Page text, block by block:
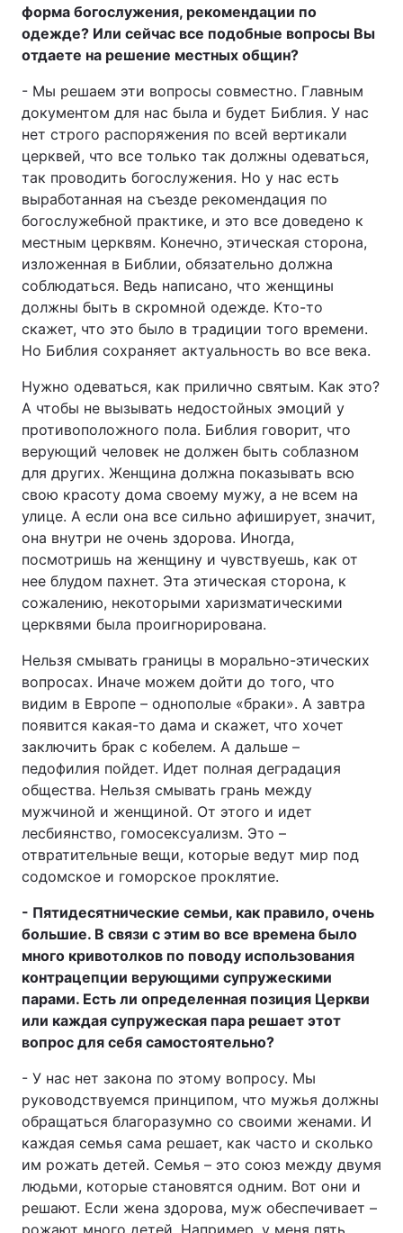
форма богослужения, рекомендации по
одежде? Или сейчас все подобные вопросы Вы
отдаете на решение местных общин?
- Мы решаем эти вопросы совместно. Главным
документом для нас была и будет Библия. У нас
нет строго распоряжения по всей вертикали
церквей, что все только так должны одеваться,
так проводить богослужения. Но у нас есть
выработанная на съезде рекомендация по
богослужебной практике, и это все доведено к
местным церквям. Конечно, этическая сторона,
изложенная в Библии, обязательно должна
соблюдаться. Ведь написано, что женщины
должны быть в скромной одежде. Кто-то
скажет, что это было в традиции того времени.
Но Библия сохраняет актуальность во все века.
Нужно одеваться, как прилично святым. Как это?
А чтобы не вызывать недостойных эмоций у
противоположного пола. Библия говорит, что
верующий человек не должен быть соблазном
для других. Женщина должна показывать всю
свою красоту дома своему мужу, а не всем на
улице. А если она все сильно афиширует, значит,
она внутри не очень здорова. Иногда,
посмотришь на женщину и чувствуешь, как от
нее блудом пахнет. Эта этическая сторона, к
сожалению, некоторыми харизматическими
церквями была проигнорирована.
Нельзя смывать границы в морально-этических
вопросах. Иначе можем дойти до того, что
видим в Европе – однополые «браки». А завтра
появится какая-то дама и скажет, что хочет
заключить брак с кобелем. А дальше –
педофилия пойдет. Идет полная деградация
общества. Нельзя смывать грань между
мужчиной и женщиной. От этого и идет
лесбиянство, гомосексуализм. Это –
отвратительные вещи, которые ведут мир под
содомское и гоморское проклятие.
- Пятидесятнические семьи, как правило, очень
большие. В связи с этим во все времена было
много кривотолков по поводу использования
контрацепции верующими супружескими
парами. Есть ли определенная позиция Церкви
или каждая супружеская пара решает этот
вопрос для себя самостоятельно?
- У нас нет закона по этому вопросу. Мы
руководствуемся принципом, что мужья должны
обращаться благоразумно со своими женами. И
каждая семья сама решает, как часто и сколько
им рожать детей. Семья – это союз между двумя
людьми, которые становятся одним. Вот они и
решают. Если жена здорова, муж обеспечивает –
рожают много детей. Например, у меня пять